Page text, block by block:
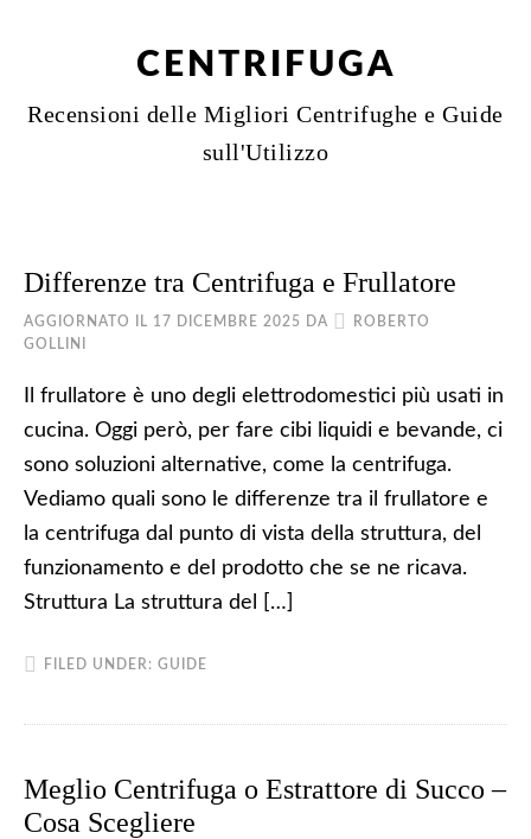
CENTRIFUGA
Recensioni delle Migliori Centrifughe e Guide
sull'Utilizzo
Differenze tra Centrifuga e Frullatore
AGGIORNATO IL 17 DICEMBRE 2025 DA
ROBERTO
GOLLINI
Il frullatore è uno degli elettrodomestici più usati in
cucina. Oggi però, per fare cibi liquidi e bevande, ci
sono soluzioni alternative, come la centrifuga.
Vediamo quali sono le differenze tra il frullatore e
la centrifuga dal punto di vista della struttura, del
funzionamento e del prodotto che se ne ricava.
Struttura La struttura del […]
FILED UNDER: GUIDE
Meglio Centrifuga o Estrattore di Succo –
Cosa Scegliere